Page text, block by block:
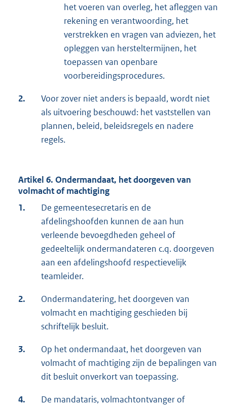
het voeren van overleg, het afleggen van
rekening en verantwoording, het
verstrekken en vragen van adviezen, het
opleggen van hersteltermijnen, het
toepassen van openbare
voorbereidingsprocedures.
2.
Voor zover niet anders is bepaald, wordt niet
als uitvoering beschouwd: het vaststellen van
plannen, beleid, beleidsregels en nadere
regels.
Artikel 6. Ondermandaat, het doorgeven van
volmacht of machtiging
1.
De gemeentesecretaris en de
afdelingshoofden kunnen de aan hun
verleende bevoegdheden geheel of
gedeeltelijk ondermandateren c.q. doorgeven
aan een afdelingshoofd respectievelijk
teamleider.
2.
Ondermandatering, het doorgeven van
volmacht en machtiging geschieden bij
schriftelijk besluit.
3.
Op het ondermandaat, het doorgeven van
volmacht of machtiging zijn de bepalingen van
dit besluit onverkort van toepassing.
4.
De mandataris, volmachtontvanger of